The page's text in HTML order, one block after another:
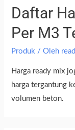
Daftar
Per M3
Produk / Oleh
Harga ready mix
harga tergantung
volumen beton.